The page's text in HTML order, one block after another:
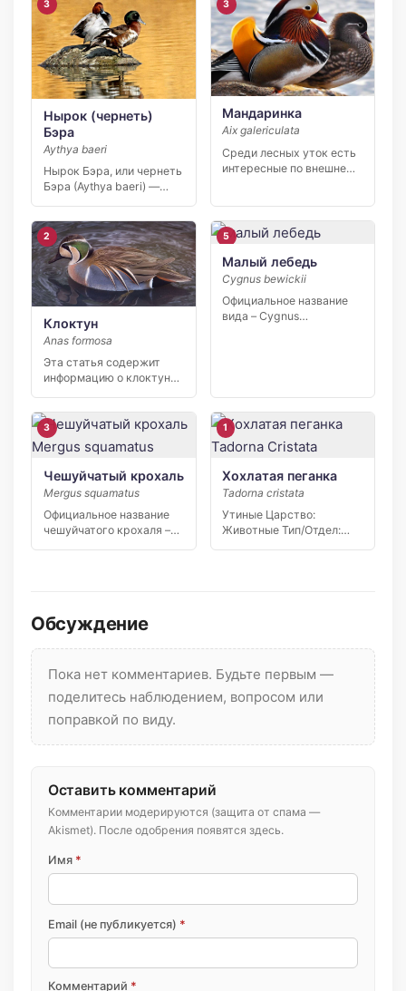
3
Нырок (чернеть)
Бэра
Aythya baeri
Нырок Бэра, или чернеть
Бэра (Aythya baeri) —
3
Мандаринка
Aix galericulata
Среди лесных уток есть
интересные по внешнему
2
Клоктун
Anas formosa
Эта статья содержит
информацию о клоктуне
[…]
5
Малый лебедь
Cygnus bewickii
Официальное название
вида – Cygnus
3
Чешуйчатый крохаль
Mergus squamatus
Официальное название
чешуйчатого крохаля –
1
Хохлатая пеганка
Tadorna cristata
Утиные Царство:
Животные Тип/Отдел:
Обсуждение
Пока нет комментариев. Будьте первым —
поделитесь наблюдением, вопросом или
поправкой по виду.
Оставить комментарий
Комментарии модерируются (защита от спама —
Akismet). После одобрения появятся здесь.
Имя *
Email (не публикуется) *
Комментарий *